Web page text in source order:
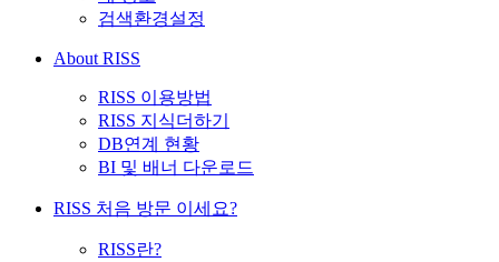
검색환경설정
About RISS
RISS 이용방법
RISS 지식더하기
DB연계 현황
BI 및 배너 다운로드
RISS 처음 방문 이세요?
RISS란?